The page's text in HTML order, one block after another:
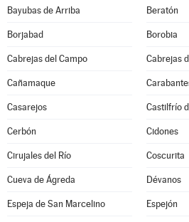
Bayubas de Arriba Beratón
Borjabad Borobia
Cabrejas del Campo Cabrejas
Cañamaque
Casarejos Castilfrío
Cerbón Cidones
Cirujales del Río Coscurita
Cueva de Ágreda Dévanos
Espeja de San Marcelino Espejón